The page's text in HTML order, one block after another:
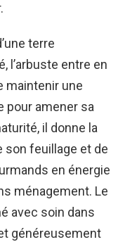
terre
l’arbuste entre en
maintenir une
pour amener sa
il donne la
son feuillage et de
en énergie
ménagement. Le
avec soin dans
généreusement